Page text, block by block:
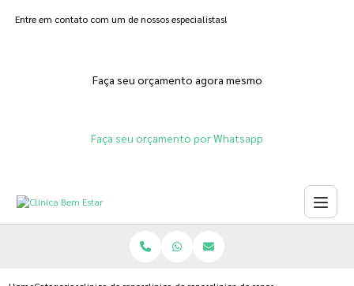
Entre em contato com um de nossos especialistas!
Faça seu orçamento agora mesmo
Faça seu orçamento por Whatsapp